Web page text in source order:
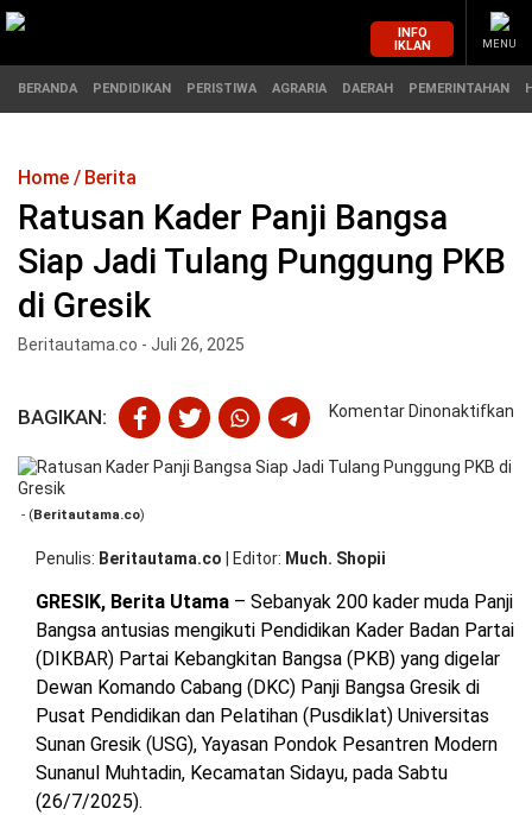
MASUK
BERANDA
PERISTIWA
PEMERINTAHAN
OPINI
PENDIDIKAN
HUKUM
PENDIDIKAN
HIBURAN
BERITABARU.CO
KABARBARU.CO
SERIKATNEWS.COM
PEWARTANUSANTARA.COM
LANGGAR.CO
JOBNAS.COM
SURAU.CO
REDAKSI
TENTANG
KAMI
KERJASAMA
PEDOMAN
MEDIA
CYBER
INFO
IKLAN
MENU
BERANDA PENDIDIKAN PERISTIWA AGRARIA DAERAH PEMERINTAHAN
Home Berita
Ratusan Kader Panji Bangsa
Siap Jadi Tulang Punggung PKB
di Gresik
Beritautama.co - Juli 26, 2025
BAGIKAN: Komentar Dinonaktifkan
di
- (Beritautama.co)
Penulis Beritautama.co Editor Much. Shopii
GRESIK, Berita Utama – Sebanyak 200 kader muda Panji
Bangsa antusias mengikuti Pendidikan Kader Badan Partai
(DIKBAR) Partai Kebangkitan Bangsa (PKB) yang digelar
Dewan Komando Cabang (DKC) Panji Bangsa Gresik di
Pusat Pendidikan dan Pelatihan (Pusdiklat) Universitas
Sunan Gresik (USG), Yayasan Pondok Pesantren Modern
Sunanul Muhtadin, Kecamatan Sidayu, pada Sabtu
(26/7/2025).